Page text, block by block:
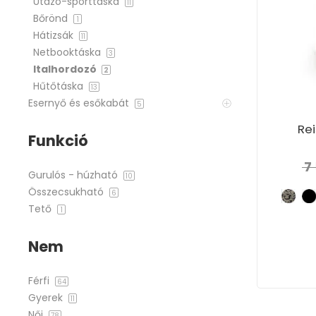
11
Bőrönd 1
Hátizsák 11
Netbooktáska 3
Italhordozó 2
Hűtőtáska 13
Esernyő és esőkabát 5
Funkció
Gurulós - húzható 10
Összecsukható 6
Tető 1
Nem
Férfi 64
Gyerek 11
7